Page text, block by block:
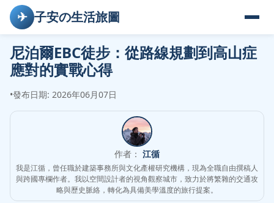
✈ 子安の生活旅圖
尼泊爾EBC徒步：從路線規劃到高山症
應對的實戰心得
•發布日期: 2026年06月07日
作者： 江循
我是江循，曾任職於建築事務所與文化產權研究機構，現為全職自由撰稿人
與跨國專欄作者。我以空間設計者的視角觀察城市，致力於將繁雜的交通攻
略與歷史脈絡，轉化為具備美學溫度的旅行提案。